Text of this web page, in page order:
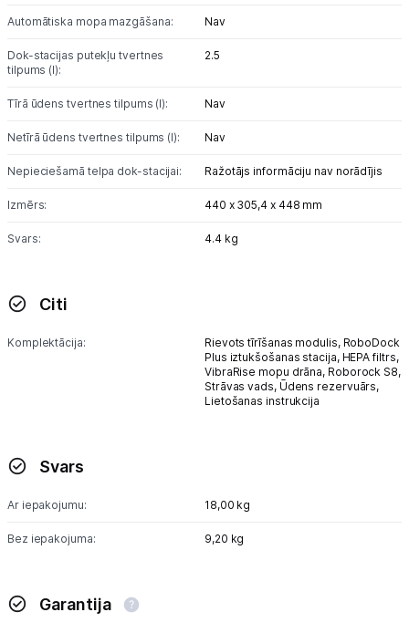
Automātiska mopa mazgāšana: Nav
Dok-stacijas putekļu tvertnes
tilpums (l):
2.5
Tīrā ūdens tvertnes tilpums (l): Nav
Netīrā ūdens tvertnes tilpums (l): Nav
Nepieciešamā telpa dok-stacijai: Ražotājs informāciju nav norādījis
Izmērs: 440 x 305,4 x 448 mm
Svars: 4.4 kg
Citi
Komplektācija: Rievots tīrīšanas modulis, RoboDock
Plus iztukšošanas stacija, HEPA filtrs,
VibraRise mopu drāna, Roborock S8,
Strāvas vads, Ūdens rezervuārs,
Lietošanas instrukcija
Svars
Ar iepakojumu: 18,00 kg
Bez iepakojuma: 9,20 kg
Garantija